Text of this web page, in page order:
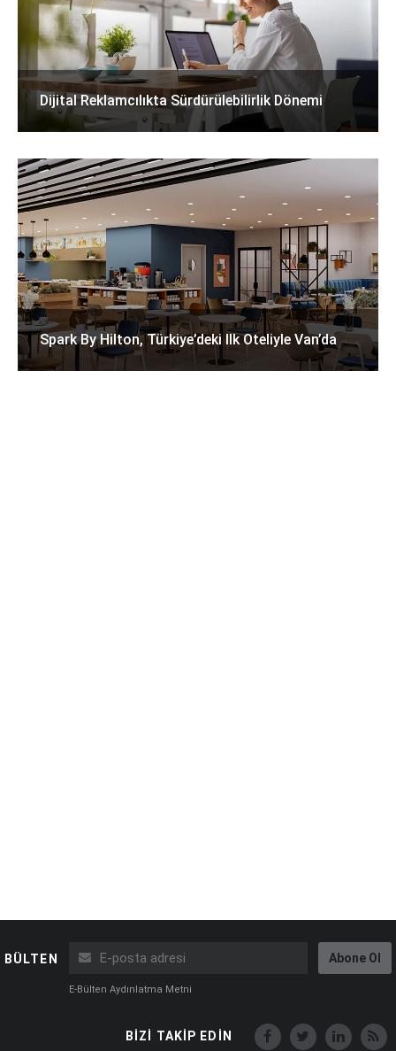
Dijital Reklamcılıkta Sürdürülebilirlik Dönemi
Spark By Hilton, Türkiye’deki Ilk Oteliyle Van’da
BÜLTEN Abone Ol
E-Bülten Aydınlatma Metni
BİZİ TAKİP EDİN